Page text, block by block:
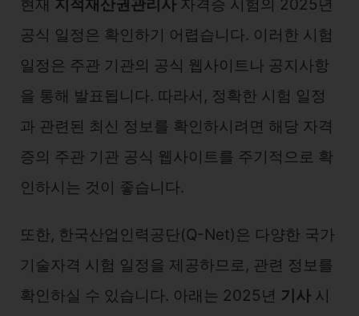
현재 지적재산권관리사 자격증 시험의 2025년
공식 일정은 확인하기 어렵습니다. 이러한 시험
일정은 주관 기관의 공식 웹사이트나 공지사항
을 통해 발표됩니다. 따라서, 정확한 시험 일정
과 관련된 최신 정보를 확인하시려면 해당 자격
증의 주관 기관 공식 웹사이트를 주기적으로 확
인하시는 것이 좋습니다.
또한, 한국산업인력공단(Q-Net)은 다양한 국가
기술자격 시험 일정을 제공하므로, 관련 정보를
확인하실 수 있습니다. 아래는 2025년 기사 시